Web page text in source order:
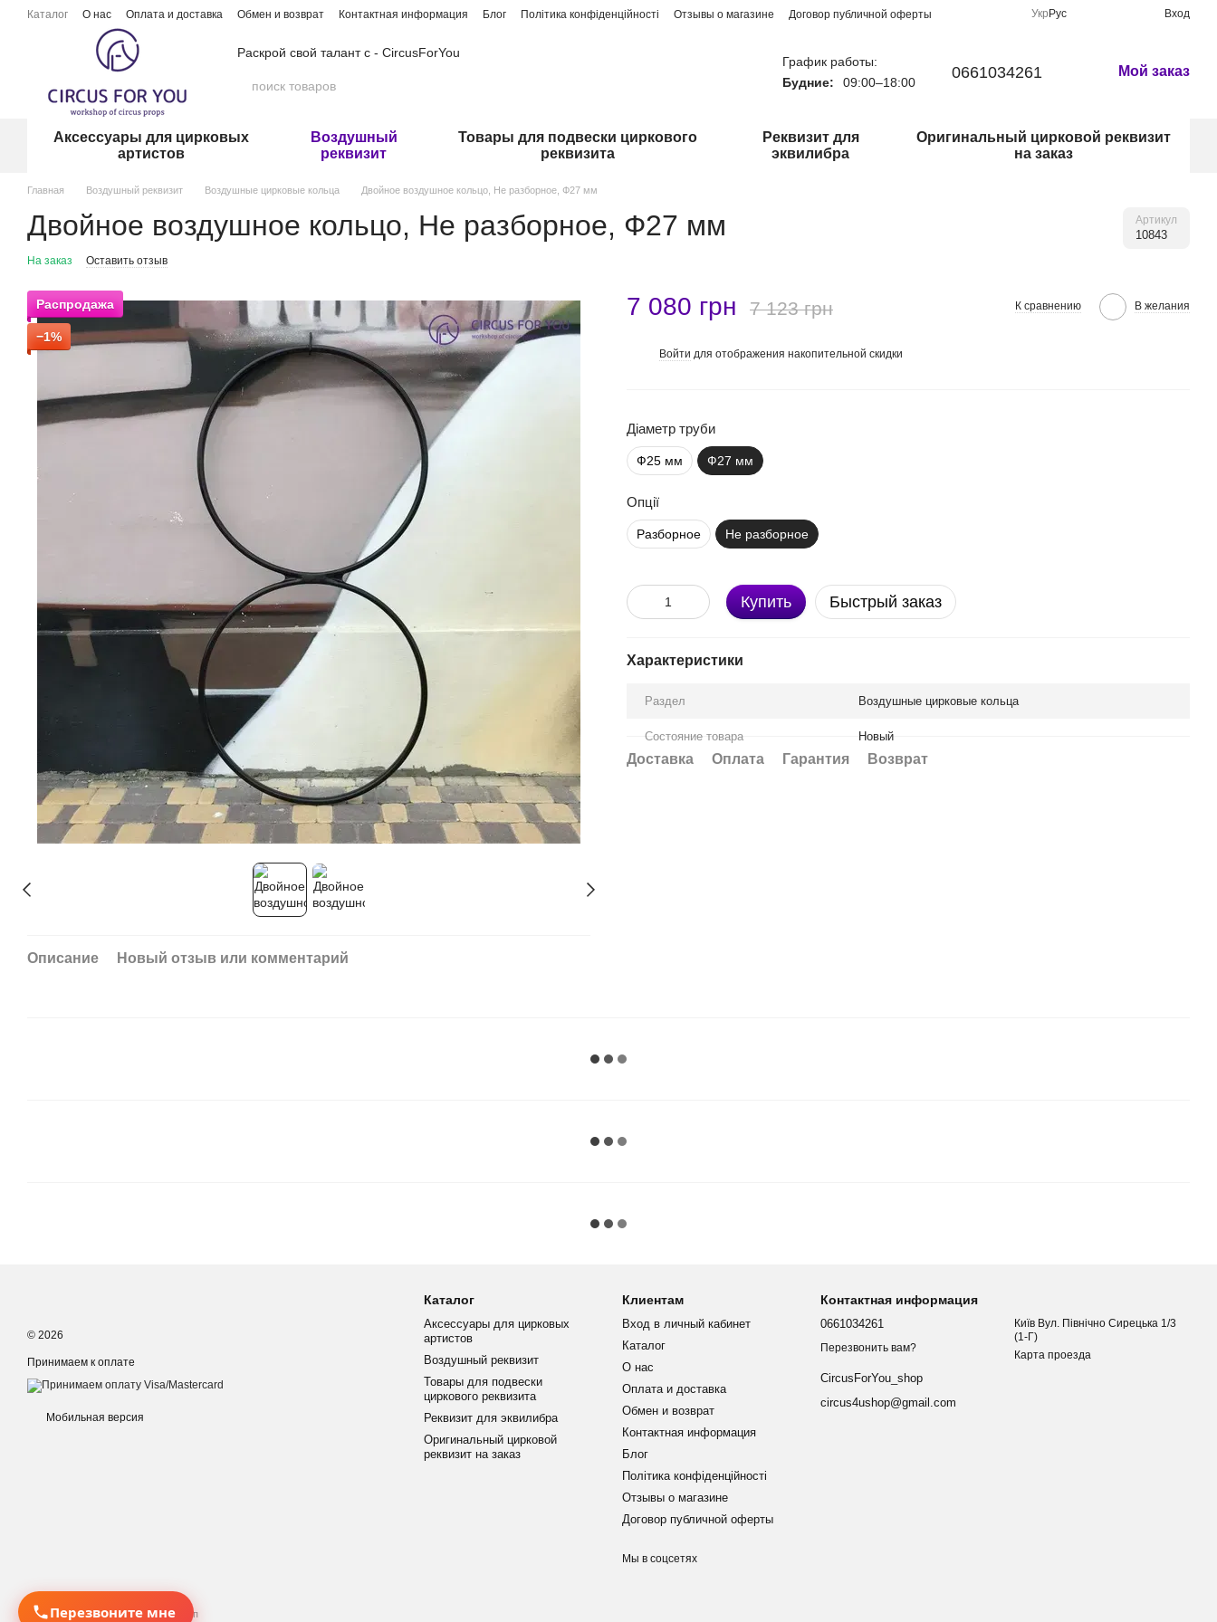
Перейти к основному контенту
Каталог О нас Оплата и доставка Обмен и возврат Контактная информация Блог Політика конфіденційності Отзывы о магазине Договор публичной оферты Укр Рус Вход
Раскрой свой талант с - CircusForYou
График работы:
Будние:
09:00–18:00
0661034261 Мой заказ
Аксессуары для цирковых
артистов
Воздушный
реквизит
Товары для подвески циркового
реквизита
Реквизит для
эквилибра
Оригинальный цирковой реквизит
на заказ
Главная Воздушный реквизит Воздушные цирковые кольца Двойное воздушное кольцо, Не разборное, Ф27 мм
Двойное воздушное кольцо, Не разборное, Ф27 мм Артикул
10843
На заказ Оставить отзыв
Распродажа
−1%
Описание Новый отзыв или комментарий
7 080 грн 7 123 грн К сравнению В желания
Войти для отображения накопительной скидки
Діаметр труби
Ф25 мм Ф27 мм
Опції
Разборное Не разборное
Купить Быстрый заказ
Характеристики
Раздел Воздушные цирковые кольца
Состояние товара Новый
Доставка Оплата Гарантия Возврат
© 2026
Принимаем к оплате
Мобильная версия
Интернет-магазин создан с Хорошоп
Каталог
Аксессуары для цирковых
артистов
Воздушный реквизит
Товары для подвески
циркового реквизита
Реквизит для эквилибра
Оригинальный цирковой
реквизит на заказ
Клиентам
Вход в личный кабинет
Каталог
О нас
Оплата и доставка
Обмен и возврат
Контактная информация
Блог
Політика конфіденційності
Отзывы о магазине
Договор публичной оферты
Мы в соцсетях
Контактная информация
0661034261
Перезвонить вам?
CircusForYou_shop
circus4ushop@gmail.com
Київ Вул. Північно Сирецька 1/3
(1-Г)
Карта проезда
Перезвоните мне